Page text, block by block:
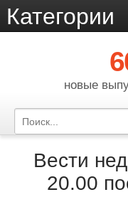
Категории
новые
Вести
20.00